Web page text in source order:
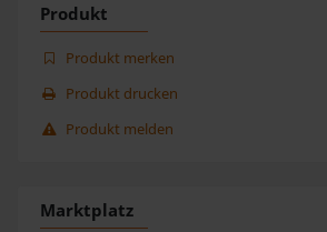
Produkt
Produkt merken
Produkt drucken
Produkt melden
Marktplatz